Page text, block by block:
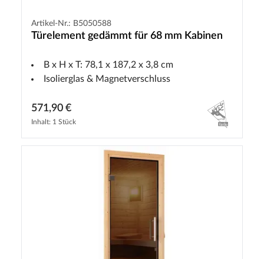
Artikel-Nr.: B5050588
Türelement gedämmt für 68 mm Kabinen
B x H x T: 78,1 x 187,2 x 3,8 cm
Isolierglas & Magnetverschluss
571,90 €
Inhalt: 1 Stück